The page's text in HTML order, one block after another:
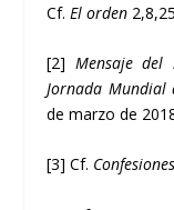
Cf. El orden
[2] Mensaje del
Jornada Mundial
de marzo de
[3] Cf. Confesiones